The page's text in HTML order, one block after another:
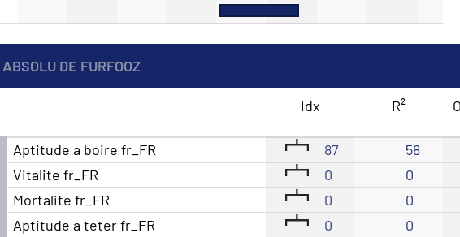
ABSOLU DE FURFOOZ
Idx R²
Aptitude a boire fr_FR 87 58
Vitalite fr_FR
0
0
Mortalite fr_FR
0
0
Aptitude a teter fr_FR
0 0